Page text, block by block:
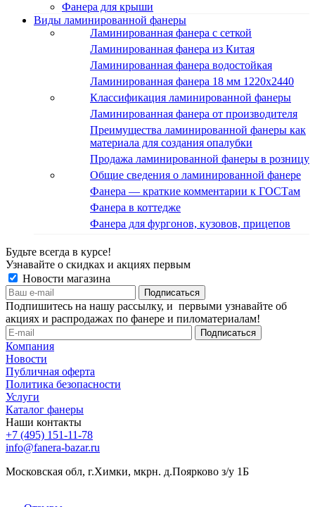
Фанера для крыши
Виды ламинированной фанеры
Ламинированная фанера с сеткой
Ламинированная фанера из Китая
Ламинированная фанера водостойкая
Ламинированная фанера 18 мм 1220x2440
Классификация ламинированной фанеры
Ламинированная фанера от производителя
Преимущества ламинированной фанеры как
материала для создания опалубки
Продажа ламинированной фанеры в розницу
Общие сведения о ламинированной фанере
Фанера — краткие комментарии к ГОСТам
Фанера в коттедже
Фанера для фургонов, кузовов, прицепов
Будьте всегда в курсе!
Узнавайте о скидках и акциях первым
Новости магазина
Подпишитесь на нашу рассылку, и первыми узнавайте об
акциях и распродажах по фанере и пиломатериалам!
Компания
Новости
Публичная оферта
Политика безопасности
Услуги
Каталог фанеры
Наши контакты
+7 (495) 151-11-78
info@fanera-bazar.ru
Московская обл, г.Химки, мкрн. д.Поярково з/у 1Б